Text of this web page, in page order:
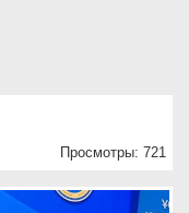
Просмотры: 721